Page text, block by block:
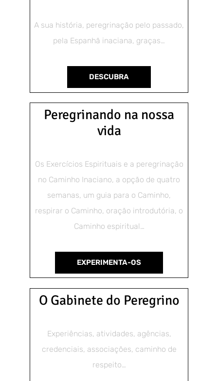
A sua história, peregrinação pelo passado,
pela Espanhã inaciana, graças…
DESCUBRA
Peregrinando na nossa
vida
Os Exercícios Espirituais e a peregrinação
no Caminho Inaciano, a opção de quatro
semanas, um guia para o Caminho,
respirar o Caminho, oração introdutória, o
Caminho espiritual…
EXPERIMENTA-OS
O Gabinete do Peregrino
Experiências, atividades, agências,
credenciais, associações, caminho de
respeito…